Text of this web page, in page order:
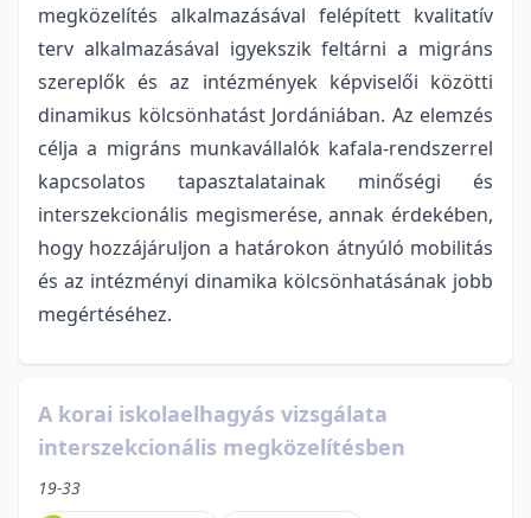
megközelítés alkalmazásával felépített kvalitatív
terv alkalmazásával igyekszik feltárni a migráns
szereplők és az intézmények képviselői közötti
dinamikus kölcsönhatást Jordániában. Az elemzés
célja a migráns munkavállalók kafala-rendszerrel
kapcsolatos tapasztalatainak minőségi és
interszekcionális megismerése, annak érdekében,
hogy hozzájáruljon a határokon átnyúló mobilitás
és az intézményi dinamika kölcsönhatásának jobb
megértéséhez.
A korai iskolaelhagyás vizsgálata
interszekcionális megközelítésben
19-33